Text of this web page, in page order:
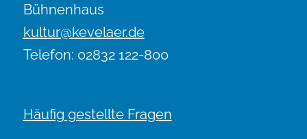
Bühnenhaus
kultur@kevelaer.de
Telefon: 02832 122-800
Häufig gestellte Fragen